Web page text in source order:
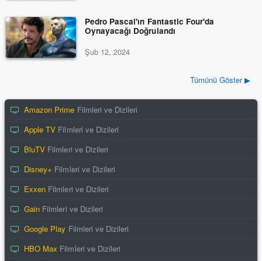
Pedro Pascal'ın Fantastic Four'da
Oynayacağı Doğrulandı
Şub 12, 2024
Tümünü Göster ▶
Amazon Prime Filmleri ve Dizileri
Apple TV Filmleri ve Dizileri
BluTV Filmleri ve Dizileri
Disney+ Filmleri ve Dizileri
Exxen Filmleri ve Dizileri
Gain Filmleri ve Dizileri
Google Play Filmleri ve Dizileri
HBO Max Filmleri ve Dizileri